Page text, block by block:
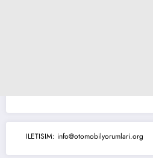
ILETISIM: info@otomobilyorumlari.org